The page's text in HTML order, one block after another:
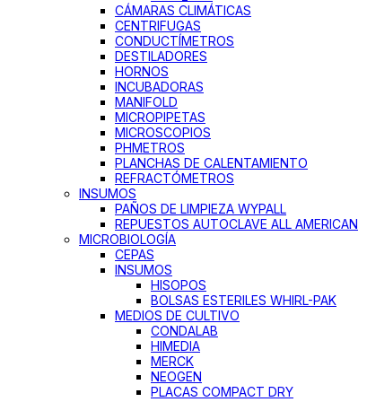
CÁMARAS CLIMÁTICAS
CENTRIFUGAS
CONDUCTÍMETROS
DESTILADORES
HORNOS
INCUBADORAS
MANIFOLD
MICROPIPETAS
MICROSCOPIOS
PHMETROS
PLANCHAS DE CALENTAMIENTO
REFRACTÓMETROS
INSUMOS
PAÑOS DE LIMPIEZA WYPALL
REPUESTOS AUTOCLAVE ALL AMERICAN
MICROBIOLOGÍA
CEPAS
INSUMOS
HISOPOS
BOLSAS ESTERILES WHIRL-PAK
MEDIOS DE CULTIVO
CONDALAB
HIMEDIA
MERCK
NEOGEN
PLACAS COMPACT DRY